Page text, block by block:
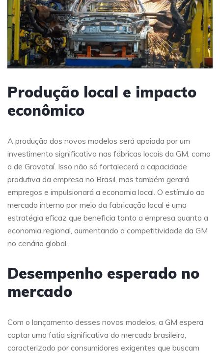
Produção local e impacto
econômico
A produção dos novos modelos será apoiada por um
investimento significativo nas fábricas locais da GM, como
a de Gravataí. Isso não só fortalecerá a capacidade
produtiva da empresa no Brasil, mas também gerará
empregos e impulsionará a economia local. O estímulo ao
mercado interno por meio da fabricação local é uma
estratégia eficaz que beneficia tanto a empresa quanto a
economia regional, aumentando a competitividade da GM
no cenário global.
Desempenho esperado no
mercado
Com o lançamento desses novos modelos, a GM espera
captar uma fatia significativa do mercado brasileiro,
caracterizado por consumidores exigentes que buscam